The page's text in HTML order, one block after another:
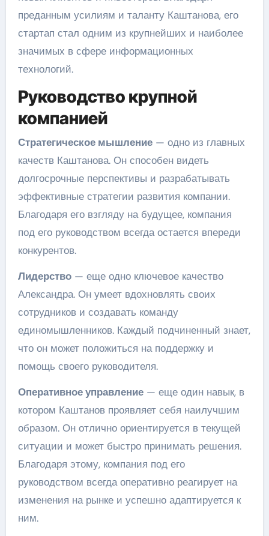
преданным усилиям и таланту Каштанова, его
стартап стал одним из крупнейших и наиболее
значимых в сфере информационных
технологий.
Руководство крупной
компанией
Стратегическое мышление— одно из главных
качеств Каштанова. Он способен видеть
долгосрочные перспективы и разрабатывать
эффективные стратегии развития компании.
Благодаря его взгляду на будущее, компания
под его руководством всегда остается впереди
конкурентов.
Лидерство— еще одно ключевое качество
Александра. Он умеет вдохновлять своих
сотрудников и создавать команду
единомышленников. Каждый подчиненный знает,
что он может положиться на поддержку и
помощь своего руководителя.
Оперативное управление— еще один навык, в
котором Каштанов проявляет себя наилучшим
образом. Он отлично ориентируется в текущей
ситуации и может быстро принимать решения.
Благодаря этому, компания под его
руководством всегда оперативно реагирует на
изменения на рынке и успешно адаптируется к
ним.